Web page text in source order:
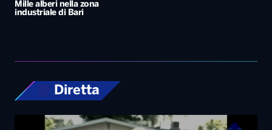
Mille alberi nella zona
industriale di Bari
Diretta